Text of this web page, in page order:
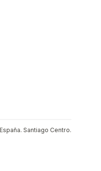
Santiago Centro.